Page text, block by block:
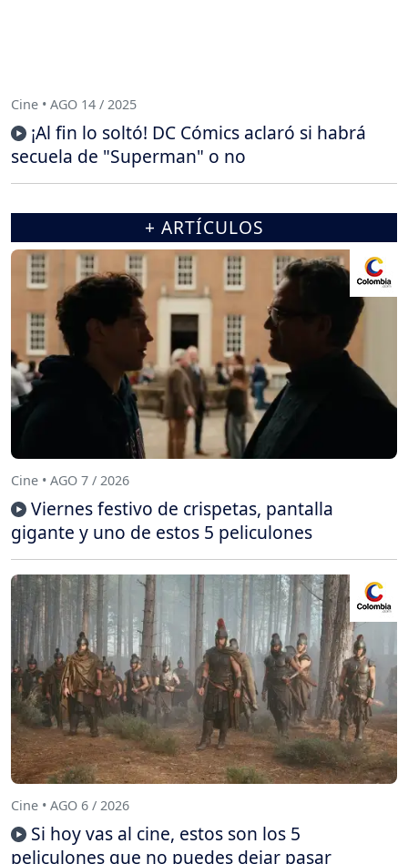
Cine • AGO 14 / 2025
¡Al fin lo soltó! DC Cómics aclaró si habrá
secuela de "Superman" o no
+ ARTÍCULOS
Cine • AGO 7 / 2026
Viernes festivo de crispetas, pantalla
gigante y uno de estos 5 peliculones
Cine • AGO 6 / 2026
Si hoy vas al cine, estos son los 5
peliculones que no puedes dejar pasar